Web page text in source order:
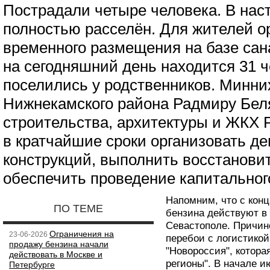
Пострадали четыре человека. В
полностью расселён. Для жителей
временного размещения на базе
на сегодняшний день находится 31
поселились у родственников.
Нижнекамского района Радмиру
строительства, архитектуры и ЖКХ
в кратчайшие сроки организовать
конструкций, выполнить
обеспечить проведение
ПО ТЕМЕ
23-06-2026 Ограничения на
продажу бензина начали
действовать в Москве и
Петербурге
Напомним, что с
бензина действуют
Севастополе.
перебои с
"Новороссия",
регионы". В начале